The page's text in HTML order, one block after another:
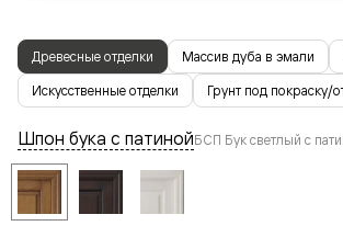
Древесные отделки Массив дуба в эмали
Искусственные отделки Грунт под покраску/
Шпон бука с патинойБСП Бук светлый с